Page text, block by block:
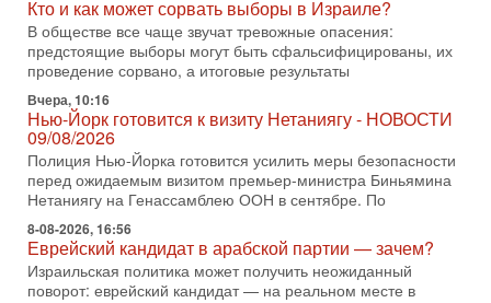
Кто и как может сорвать выборы в Израиле?
В обществе все чаще звучат тревожные опасения:
предстоящие выборы могут быть сфальсифицированы, их
проведение сорвано, а итоговые результаты
Вчера, 10:16
Нью-Йорк готовится к визиту Нетаниягу - НОВОСТИ
09/08/2026
Полиция Нью-Йорка готовится усилить меры безопасности
перед ожидаемым визитом премьер-министра Биньямина
Нетаниягу на Генассамблею ООН в сентябре. По
8-08-2026, 16:56
Еврейский кандидат в арабской партии — зачем?
Израильская политика может получить неожиданный
поворот: еврейский кандидат — на реальном месте в